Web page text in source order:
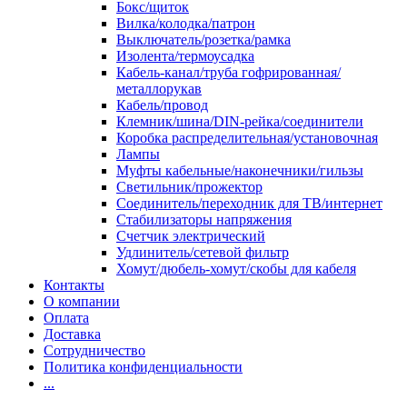
Бокс/щиток
Вилка/колодка/патрон
Выключатель/розетка/рамка
Изолента/термоусадка
Кабель-канал/труба гофрированная/
металлорукав
Кабель/провод
Клемник/шина/DIN-рейка/соединители
Коробка распределительная/установочная
Лампы
Муфты кабельные/наконечники/гильзы
Светильник/прожектор
Соединитель/переходник для ТВ/интернет
Стабилизаторы напряжения
Счетчик электрический
Удлинитель/сетевой фильтр
Хомут/дюбель-хомут/скобы для кабеля
Контакты
О компании
Оплата
Доставка
Сотрудничество
Политика конфиденциальности
...